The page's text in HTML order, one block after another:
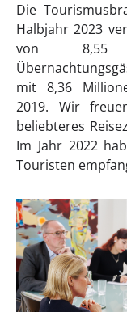
Die
Halbjahr 2023
von 8,55
mit 8,36
2019. Wir
beliebteres
Im Jahr 2022
Touristen